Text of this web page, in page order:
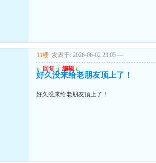
11楼 发表于: 2026-06-02 23:05 ---
u 回复 u 编辑 u
好久没来给老朋友顶上了！
好久没来给老朋友顶上了！